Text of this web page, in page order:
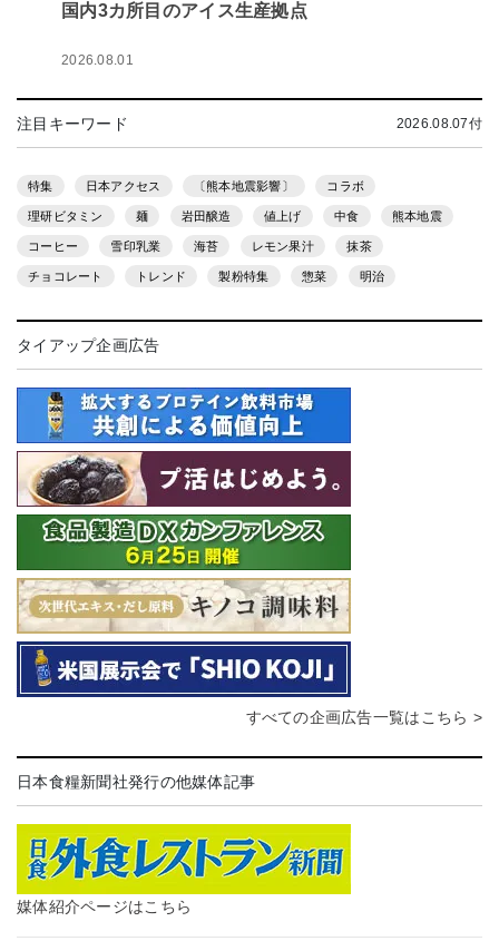
国内3カ所目のアイス生産拠点
2026.08.01
注目キーワード 2026.08.07付
特集 日本アクセス 〔熊本地震影響〕 コラボ
理研ビタミン 麺 岩田醸造 値上げ 中食 熊本地震
コーヒー 雪印乳業 海苔 レモン果汁 抹茶
チョコレート トレンド 製粉特集 惣菜 明治
タイアップ企画広告
すべての企画広告一覧はこちら >
日本食糧新聞社発行の他媒体記事
媒体紹介ページはこちら